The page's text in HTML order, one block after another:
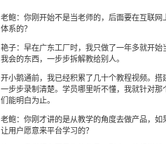
老鲍：你刚开始不是当老师的，后面要在互联
体系的？
艳子：早在广东工厂时，我只做了一年多就开
我会的东西，一步步拆解教给别人。
开小鹅通前，我已经积累了几十个教程视频。搭
一步步录制清楚。学员哪里听不懂，我就针对
们能明白为止。
老鲍：你刚才讲的是从教学的角度去做产品，
让用户愿意来平台学习的？